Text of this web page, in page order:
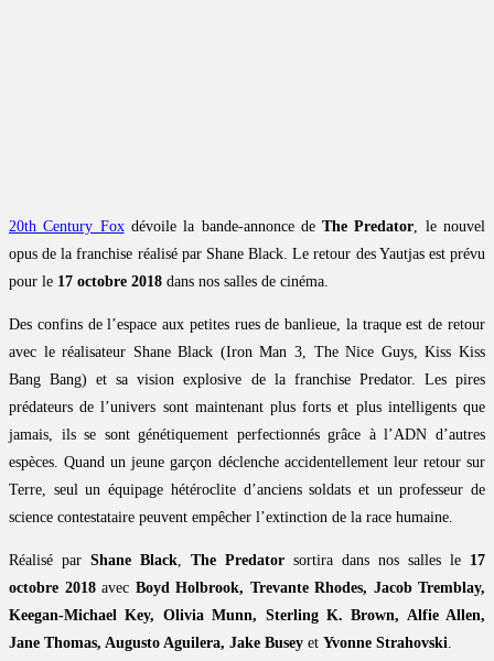
20th Century Foxdévoile la bande-annonce deThe Predator, le nouvel
opus de la franchise réalisé par Shane Black. Le retour des Yautjas est prévu
pour le 17 octobre 2018 dans nos salles de cinéma.
Des confins de l’espace aux petites rues de banlieue, la traque est de retour
avec le réalisateur Shane Black (Iron Man 3, The Nice Guys, Kiss Kiss
Bang Bang) et sa vision explosive de la franchise Predator. Les pires
prédateurs de l’univers sont maintenant plus forts et plus intelligents que
jamais, ils se sont génétiquement perfectionnés grâce à l’ADN d’autres
espèces. Quand un jeune garçon déclenche accidentellement leur retour sur
Terre, seul un équipage hétéroclite d’anciens soldats et un professeur de
science contestataire peuvent empêcher l’extinction de la race humaine.
Réalisé par Shane Black, The Predator sortira dans nos salles le 17
octobre 2018avec Boyd Holbrook, Trevante Rhodes, Jacob Tremblay,
Keegan-Michael Key, Olivia Munn, Sterling K. Brown, Alfie Allen,
Jane Thomas, Augusto Aguilera, Jake Busey et Yvonne Strahovski.